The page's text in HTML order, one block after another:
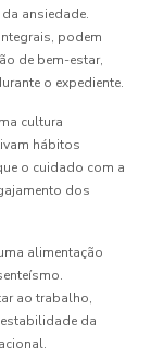
ansiedade.
podem
de bem-estar,
o expediente.
cultura
hábitos
o cuidado com a
dos
alimentação
ao trabalho,
da